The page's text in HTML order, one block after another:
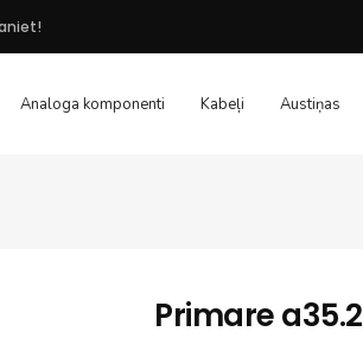
Analoga komponenti Kabeļi Austiņas
Primare a35.2